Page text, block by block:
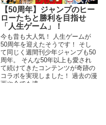
【50周年】ジャンプのヒー
ローたちと勝利を目指せ
「人生ゲーム」！
今も昔も大人気！ 人生ゲームが
50周年を迎えたそうです！ そし
て同じく週間刊少年ジャンプも50
周年。 そんな50年以上も愛され
て続けてきたコンテンツが奇跡の
コラボを実現しました！ 過去の漫
画や今でも連...